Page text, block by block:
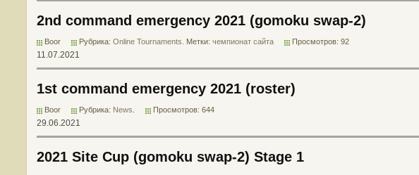
2nd command emergency 2021 (gomoku swap-2)
Boor Рубрика: Online Tournaments . Метки: чемпионат сайта Просмотров: 92
11.07.2021
1st command emergency 2021 (roster)
Boor Рубрика: News Просмотров: 644
29.06.2021
2021 Site Cup (gomoku swap-2) Stage 1